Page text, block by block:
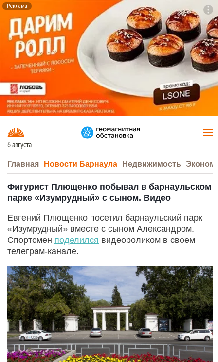
Реклама
6 августа
Главная Новости Барнаула Недвижимость
Фигурист Плющенко побывал в барнаульском
парке «Изумрудный» с сыном. Видео
Евгений Плющенко посетил барнаульский парк
«Изумрудный» вместе с сыном Александром.
Спортсмен поделился видеороликом в своем
телеграм-канале.